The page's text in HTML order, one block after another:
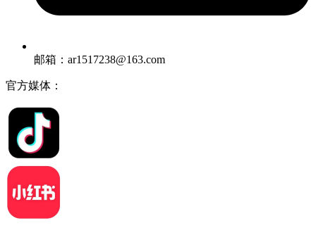
邮箱：ar1517238@163.com
官方媒体：